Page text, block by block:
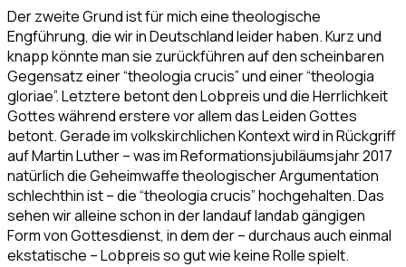
Der zweite Grund ist für mich eine theologische
Engführung, die wir in Deutschland leider haben. Kurz und
knapp könnte man sie zurückführen auf den scheinbaren
Gegensatz einer “theologia crucis” und einer “theologia
gloriae”. Letztere betont den Lobpreis und die Herrlichkeit
Gottes während erstere vor allem das Leiden Gottes
betont. Gerade im volkskirchlichen Kontext wird in Rückgriff
auf Martin Luther – was im Reformationsjubiläumsjahr 2017
natürlich die Geheimwaffe theologischer Argumentation
schlechthin ist – die “theologia crucis” hochgehalten. Das
sehen wir alleine schon in der landauf landab gängigen
Form von Gottesdienst, in dem der – durchaus auch einmal
ekstatische – Lobpreis so gut wie keine Rolle spielt.